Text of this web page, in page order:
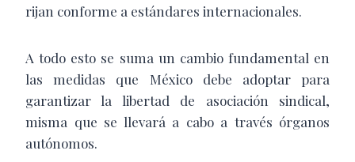
rijan conforme a estándares internacionales.
A todo esto se suma un cambio fundamental en
las medidas que México debe adoptar para
garantizar la libertad de asociación sindical,
misma que se llevará a cabo a través órganos
autónomos.